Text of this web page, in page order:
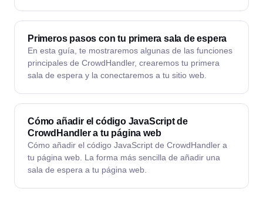
Primeros pasos con tu primera sala de espera
En esta guía, te mostraremos algunas de las funciones
principales de CrowdHandler, crearemos tu primera
sala de espera y la conectaremos a tu sitio web.
Cómo añadir el código JavaScript de
CrowdHandler a tu página web
Cómo añadir el código JavaScript de CrowdHandler a
tu página web. La forma más sencilla de añadir una
sala de espera a tu página web.